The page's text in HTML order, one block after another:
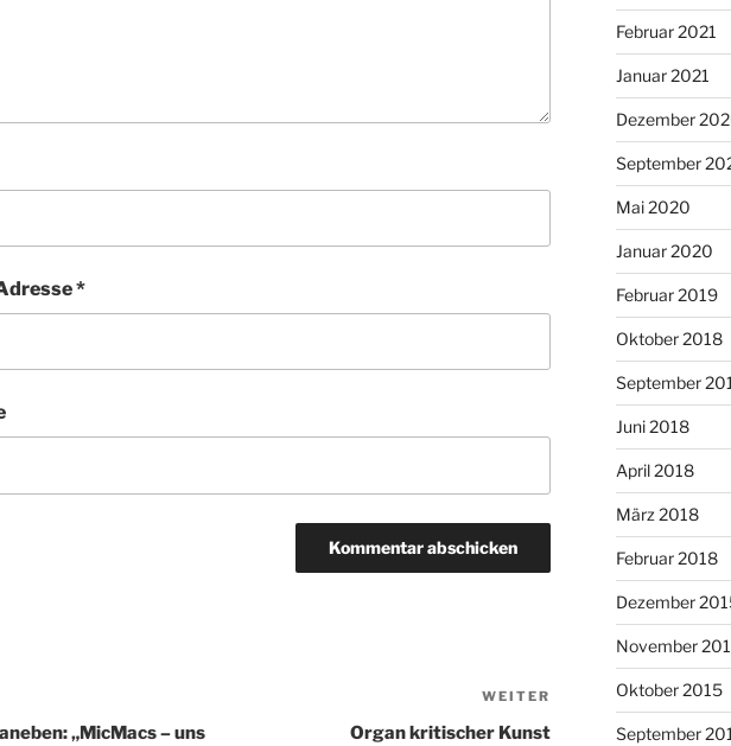
*
„MicMacs – uns
Nächster
Beitrag
WEITER
Organ kritischer Kunst
Februar 2021
Januar 2021
Dezember
September
Mai 2020
Januar 2020
Februar 2019
Oktober 2018
September
Juni 2018
April 2018
März 2018
Februar 2018
Dezember
November
Oktober 2015
September